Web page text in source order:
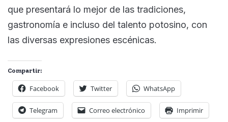
que presentará lo mejor de las tradiciones,
gastronomía e incluso del talento potosino, con
las diversas expresiones escénicas.
Compartir:
Facebook Twitter WhatsApp
Telegram Correo electrónico Imprimir